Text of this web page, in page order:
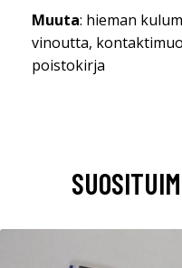
Muuta: hieman
vinoutta,
poistokirja